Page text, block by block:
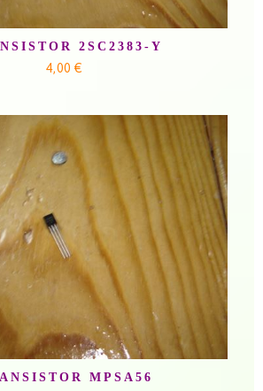
2SC2383-Y
4,00 €
MPSA56